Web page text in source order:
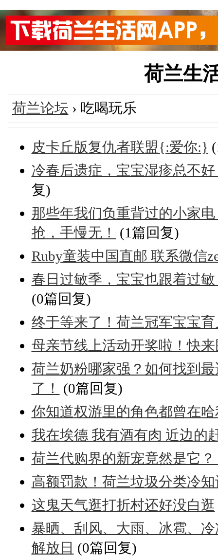
荷兰生
荷兰论坛 › 吃喝玩乐
皮卡丘版复仇者联盟{:爱你:}
冷春后遗症，宝宝湿疹总不
复)
那些年我们负重背过的小家
抢，手慢无！
(1篇回复)
Ruby童装中国直邮 联系微信
春日过敏季，宝宝也跟着过
(0篇回复)
终于等来了！荷兰冠军宝宝
母亲节线上活动开奖啦！快
荷兰奶粉哪家强？如何找到
了！
(0篇回复)
你知道权游里的角色都曾在
我在埃德 我有酒有肉 近边的
荷兰代购界的新宠竟然是它
高额罚款！荷兰垃圾分类冷
这鬼天气逛打折村还好没白逛
暴晒、刮风、大雨、冰雹、
解放日 (0篇回复)